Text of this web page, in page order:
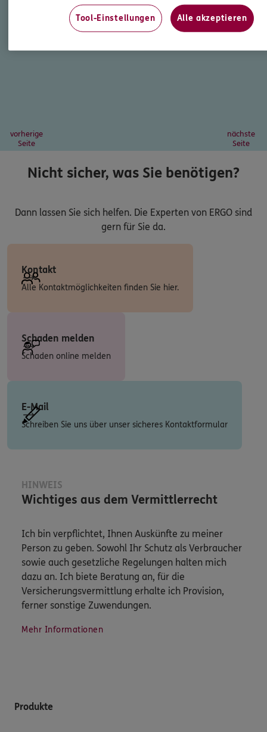
vorherige
Seite
nächste
Seite
Nicht sicher, was Sie benötigen?
Dann lassen Sie sich helfen. Die Experten von ERGO sind
gern für Sie da.
Kontakt
Alle Kontaktmöglichkeiten finden Sie hier.
Schaden melden
Schaden online melden
E-Mail
Schreiben Sie uns über unser sicheres Kontaktformular
HINWEIS
Wichtiges aus dem Vermittlerrecht
Ich bin verpflichtet, Ihnen Auskünfte zu meiner
Person zu geben. Sowohl Ihr Schutz als Verbraucher
sowie auch gesetzliche Regelungen halten mich
dazu an. Ich biete Beratung an, für die
Versicherungsvermittlung erhalte ich Provision,
ferner sonstige Zuwendungen.
Mehr Informationen
Produkte
Tool-Einstellungen Alle akzeptieren